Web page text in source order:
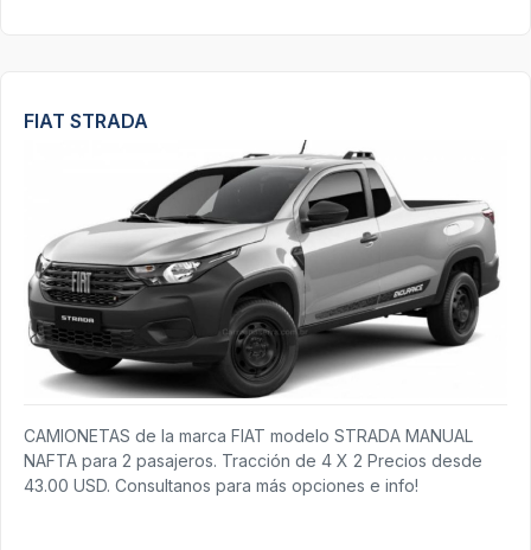
FIAT STRADA
CAMIONETAS de la marca FIAT modelo STRADA MANUAL
NAFTA para 2 pasajeros. Tracción de 4 X 2 Precios desde
43.00 USD. Consultanos para más opciones e info!